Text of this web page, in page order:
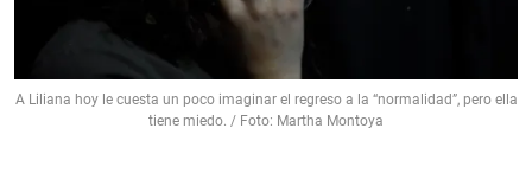
A Liliana hoy le cuesta un poco imaginar el regreso a la “normalidad”, pero ella
tiene miedo. / Foto: Martha Montoya